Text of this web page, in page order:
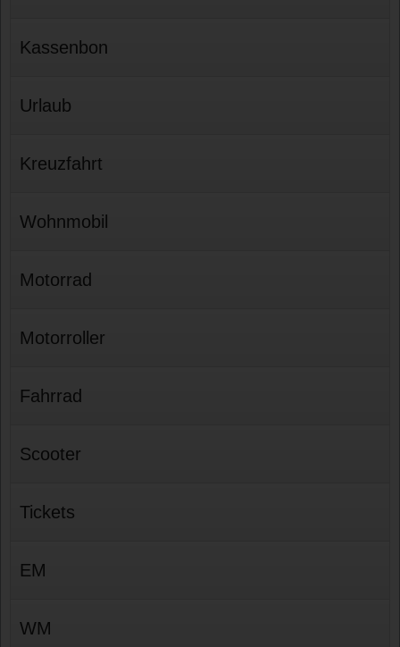
Kassenbon
Urlaub
Kreuzfahrt
Wohnmobil
Motorrad
Motorroller
Fahrrad
Scooter
Tickets
EM
WM